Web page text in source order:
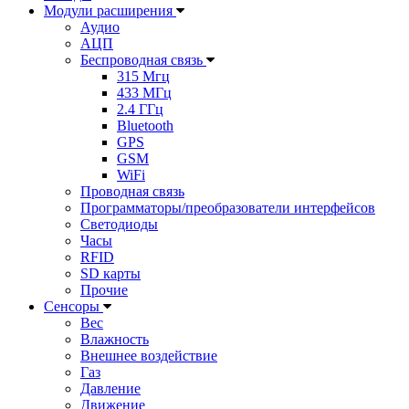
Модули расширения
Аудио
АЦП
Беспроводная связь
315 Мгц
433 МГц
2.4 ГГц
Bluetooth
GPS
GSM
WiFi
Проводная связь
Программаторы/преобразователи интерфейсов
Светодиоды
Часы
RFID
SD карты
Прочие
Сенсоры
Вес
Влажность
Внешнее воздействие
Газ
Давление
Движение